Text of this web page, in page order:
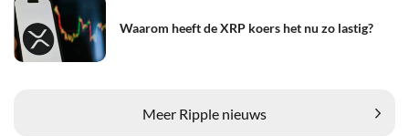
Waarom heeft de XRP koers het nu zo lastig?
Meer Ripple nieuws